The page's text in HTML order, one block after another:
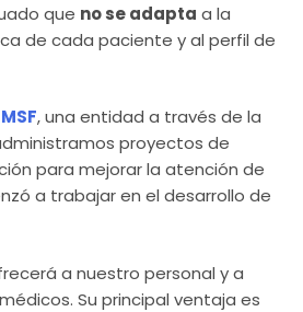
que no se adapta a la
de cada paciente y al perfil de
, una entidad a través de la
proyectos de
para mejorar la atención de
a trabajar en el desarrollo de
a nuestro personal y a
Su principal ventaja es